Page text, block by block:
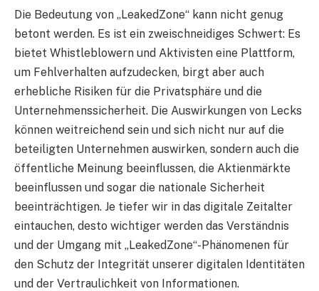
Die Bedeutung von „LeakedZone“ kann nicht genug
betont werden. Es ist ein zweischneidiges Schwert: Es
bietet Whistleblowern und Aktivisten eine Plattform,
um Fehlverhalten aufzudecken, birgt aber auch
erhebliche Risiken für die Privatsphäre und die
Unternehmenssicherheit. Die Auswirkungen von Lecks
können weitreichend sein und sich nicht nur auf die
beteiligten Unternehmen auswirken, sondern auch die
öffentliche Meinung beeinflussen, die Aktienmärkte
beeinflussen und sogar die nationale Sicherheit
beeinträchtigen. Je tiefer wir in das digitale Zeitalter
eintauchen, desto wichtiger werden das Verständnis
und der Umgang mit „LeakedZone“-Phänomenen für
den Schutz der Integrität unserer digitalen Identitäten
und der Vertraulichkeit von Informationen.